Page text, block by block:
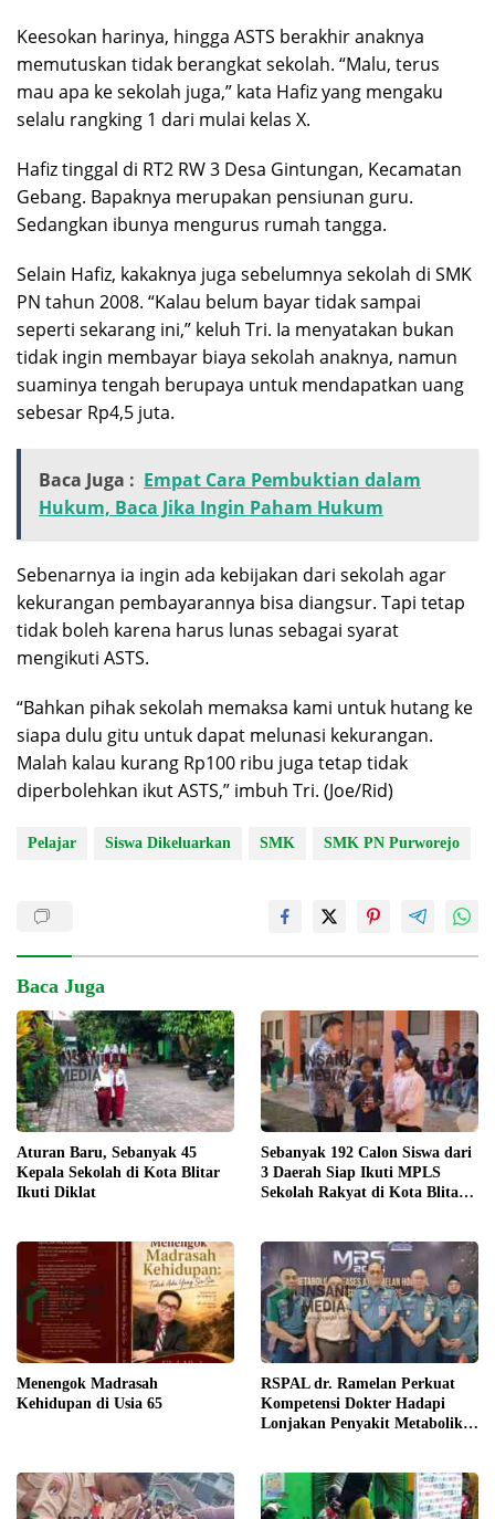
Keesokan harinya, hingga ASTS berakhir anaknya
memutuskan tidak berangkat sekolah. “Malu, terus
mau apa ke sekolah juga,” kata Hafiz yang mengaku
selalu rangking 1 dari mulai kelas X.
Hafiz tinggal di RT2 RW 3 Desa Gintungan, Kecamatan
Gebang. Bapaknya merupakan pensiunan guru.
Sedangkan ibunya mengurus rumah tangga.
Selain Hafiz, kakaknya juga sebelumnya sekolah di SMK
PN tahun 2008. “Kalau belum bayar tidak sampai
seperti sekarang ini,” keluh Tri. Ia menyatakan bukan
tidak ingin membayar biaya sekolah anaknya, namun
suaminya tengah berupaya untuk mendapatkan uang
sebesar Rp4,5 juta.
Baca Juga : Empat Cara Pembuktian dalam
Hukum, Baca Jika Ingin Paham Hukum
Sebenarnya ia ingin ada kebijakan dari sekolah agar
kekurangan pembayarannya bisa diangsur. Tapi tetap
tidak boleh karena harus lunas sebagai syarat
mengikuti ASTS.
“Bahkan pihak sekolah memaksa kami untuk hutang ke
siapa dulu gitu untuk dapat melunasi kekurangan.
Malah kalau kurang Rp100 ribu juga tetap tidak
diperbolehkan ikut ASTS,” imbuh Tri. (Joe/Rid)
Pelajar Siswa Dikeluarkan SMK SMK PN Purworejo
Baca Juga
Aturan Baru, Sebanyak 45
Kepala Sekolah di Kota Blitar
Ikuti Diklat
Sebanyak 192 Calon Siswa dari
3 Daerah Siap Ikuti MPLS
Sekolah Rakyat di Kota Blitar
Menengok Madrasah
Kehidupan di Usia 65
RSPAL dr. Ramelan Perkuat
Kompetensi Dokter Hadapi
Lonjakan Penyakit Metabolik